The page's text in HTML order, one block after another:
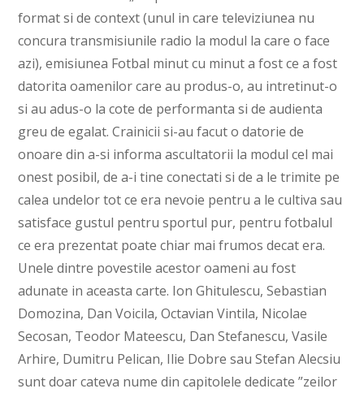
format si de context (unul in care televiziunea nu
concura transmisiunile radio la modul la care o face
azi), emisiunea Fotbal minut cu minut a fost ce a fost
datorita oamenilor care au produs-o, au intretinut-o
si au adus-o la cote de performanta si de audienta
greu de egalat. Crainicii si-au facut o datorie de
onoare din a-si informa ascultatorii la modul cel mai
onest posibil, de a-i tine conectati si de a le trimite pe
calea undelor tot ce era nevoie pentru a le cultiva sau
satisface gustul pentru sportul pur, pentru fotbalul
ce era prezentat poate chiar mai frumos decat era.
Unele dintre povestile acestor oameni au fost
adunate in aceasta carte. Ion Ghitulescu, Sebastian
Domozina, Dan Voicila, Octavian Vintila, Nicolae
Secosan, Teodor Mateescu, Dan Stefanescu, Vasile
Arhire, Dumitru Pelican, Ilie Dobre sau Stefan Alecsiu
sunt doar cateva nume din capitolele dedicate ”zeilor